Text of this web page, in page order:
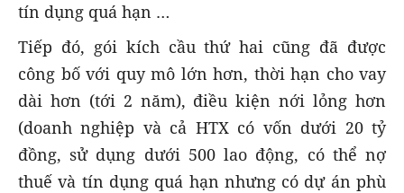
tín dụng quá hạn …
Tiếp đó, gói kích cầu thứ hai cũng đã được
công bố với quy mô lớn hơn, thời hạn cho vay
dài hơn (tới 2 năm), điều kiện nới lỏng hơn
(doanh nghiệp và cả HTX có vốn dưới 20 tỷ
đồng, sử dụng dưới 500 lao động, có thể nợ
thuế và tín dụng quá hạn nhưng có dự án phù